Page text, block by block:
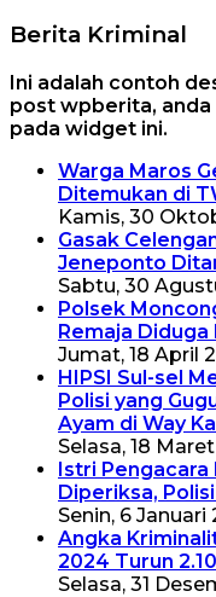
Berita Kriminal
Ini adalah contoh
post wpberita,
pada widget ini.
Warga Maros
Ditemukan di
Kamis, 30
Gasak
Jeneponto
Sabtu, 30
Polsek
Remaja
Jumat, 18 April
HIPSI Sul-sel
Polisi yang
Ayam di Way
Selasa, 18
Istri Pengacara
Diperiksa,
Senin, 6 Januari
Angka
2024 Turun
Selasa, 31